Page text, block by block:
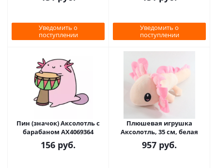
Уведомить о
поступлении
Уведомить о
поступлении
Пин (значок) Аксолотль с
барабаном AX4069364
156 руб.
Плюшевая игрушка
Аксолотль, 35 см, белая
957 руб.